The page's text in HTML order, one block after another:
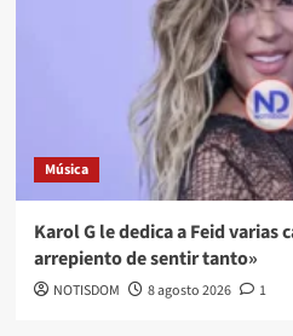
Música
Karol G le dedica a Feid varias
arrepiento de sentir tanto»
NOTISDOM 8 agosto 2026 1